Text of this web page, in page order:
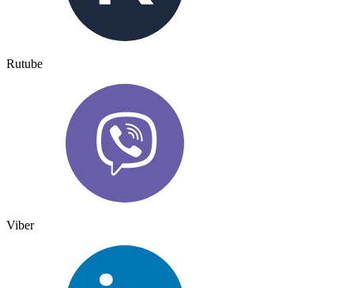
Rutube
Viber